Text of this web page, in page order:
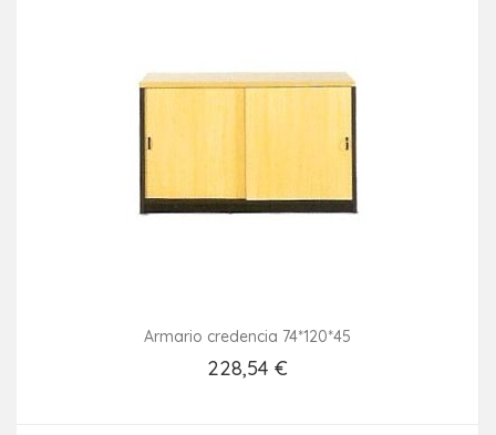
Armario credencia 74*120*45
228,54 €